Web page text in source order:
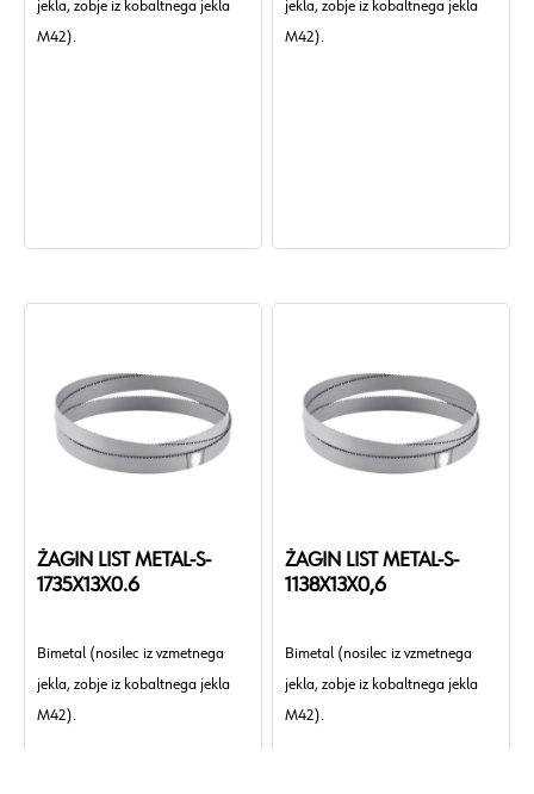
jekla, zobje iz kobaltnega jekla
M42).
jekla, zobje iz kobaltnega jekla
M42).
ŽAGIN LIST METAL-S-
1735X13X0.6
Bimetal (nosilec iz vzmetnega
jekla, zobje iz kobaltnega jekla
M42).
ŽAGIN LIST METAL-S-
1138X13X0,6
Bimetal (nosilec iz vzmetnega
jekla, zobje iz kobaltnega jekla
M42).